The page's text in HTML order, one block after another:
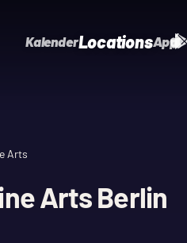
KalenderLocationsApp
Arts
Arts Berlin